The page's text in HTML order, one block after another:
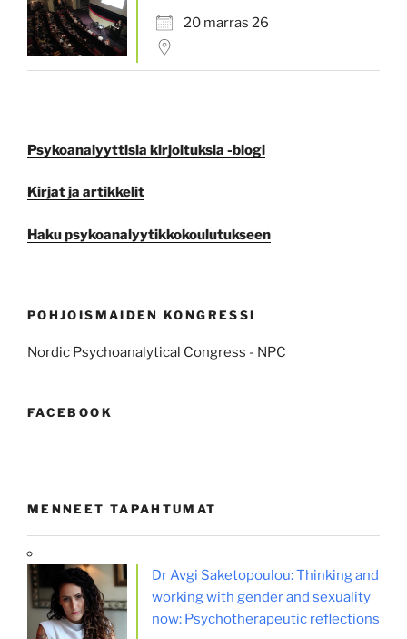
20 marras 26
Psykoanalyyttisia kirjoituksia -blogi
Kirjat ja artikkelit
Haku psykoanalyytikkokoulutukseen
POHJOISMAIDEN KONGRESSI
Nordic Psychoanalytical Congress - NPC
FACEBOOK
MENNEET TAPAHTUMAT
Dr Avgi Saketopoulou: Thinking and
working with gender and sexuality
now: Psychotherapeutic reflections